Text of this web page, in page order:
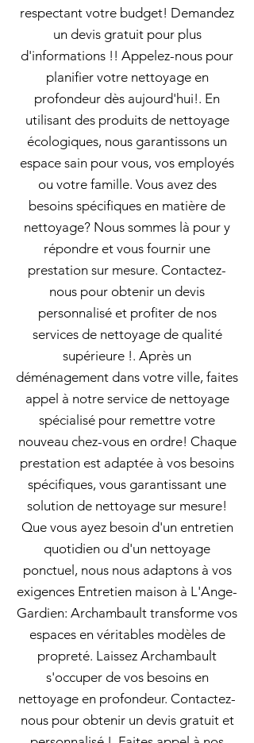
respectant votre budget! Demandez
un devis gratuit pour plus
d'informations !! Appelez-nous pour
planifier votre nettoyage en
profondeur dès aujourd'hui!. En
utilisant des produits de nettoyage
écologiques, nous garantissons un
espace sain pour vous, vos employés
ou votre famille. Vous avez des
besoins spécifiques en matière de
nettoyage? Nous sommes là pour y
répondre et vous fournir une
prestation sur mesure. Contactez-
nous pour obtenir un devis
personnalisé et profiter de nos
services de nettoyage de qualité
supérieure !. Après un
déménagement dans votre ville, faites
appel à notre service de nettoyage
spécialisé pour remettre votre
nouveau chez-vous en ordre! Chaque
prestation est adaptée à vos besoins
spécifiques, vous garantissant une
solution de nettoyage sur mesure!
Que vous ayez besoin d'un entretien
quotidien ou d'un nettoyage
ponctuel, nous nous adaptons à vos
exigences Entretien maison à L'Ange-
Gardien: Archambault transforme vos
espaces en véritables modèles de
propreté. Laissez Archambault
s'occuper de vos besoins en
nettoyage en profondeur. Contactez-
nous pour obtenir un devis gratuit et